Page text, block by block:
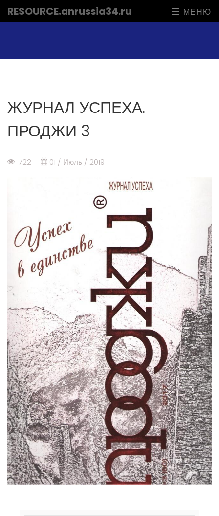
RESOURCE.anrussia34.ru МЕНЮ
ЖУРНАЛ УСПЕХА.
ПРОДЖИ 3
722 01 / Июль / 2019